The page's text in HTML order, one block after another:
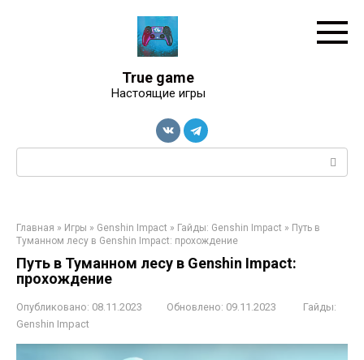
True game
Настоящие игры
Поиск:
Главная » Игры » Genshin Impact » Гайды: Genshin Impact » Путь в
Туманном лесу в Genshin Impact: прохождение
Путь в Туманном лесу в Genshin Impact:
прохождение
Опубликовано: 08.11.2023 Обновлено: 09.11.2023
Гайды:
Genshin Impact